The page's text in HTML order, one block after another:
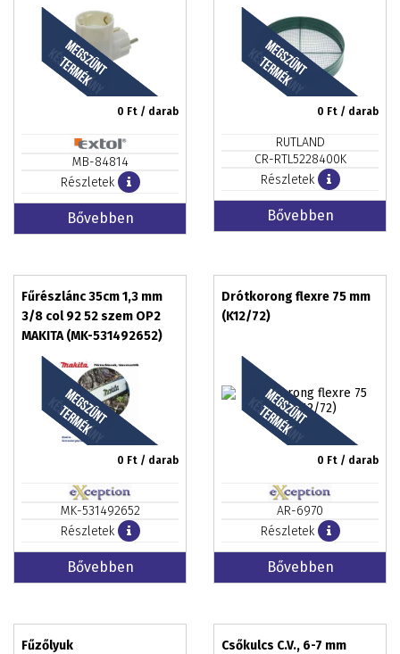
0 Ft / darab
MB-84814
Részletek
Bővebben
0 Ft / darab
RUTLAND
CR-RTL5228400K
Részletek
Bővebben
Fűrészlánc 35cm 1,3 mm
3/8 col 92 52 szem OP2
MAKITA (MK-531492652)
0 Ft / darab
MK-531492652
Részletek
Bővebben
Drótkorong flexre 75 mm
(K12/72)
0 Ft / darab
AR-6970
Részletek
Bővebben
Fűzőlyuk
Csőkulcs C.V., 6-7 mm